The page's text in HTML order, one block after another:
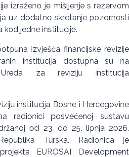
izraženo je mišljenje s rezervom
uz dodatno skretanje pozornosti
kod jedne institucije.
izvješća financijske revizije
institucija dostupna su na
za reviziju institucija
institucija Bosne i Hercegovine
radionici posvećenoj sustavu
od 23. do 25. lipnja 2026.
Turska. Radionica je
EUROSAI Development